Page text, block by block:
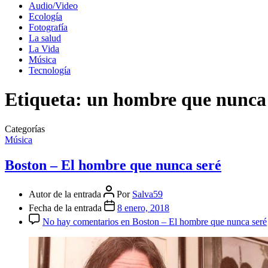
Audio/Video
Ecología
Fotografía
La salud
La Vida
Música
Tecnología
Etiqueta: un hombre que nunca
Categorías
Música
Boston – El hombre que nunca seré
Autor de la entrada Por Salva59
Fecha de la entrada
8 enero, 2018
No hay comentarios en Boston – El hombre que nunca seré